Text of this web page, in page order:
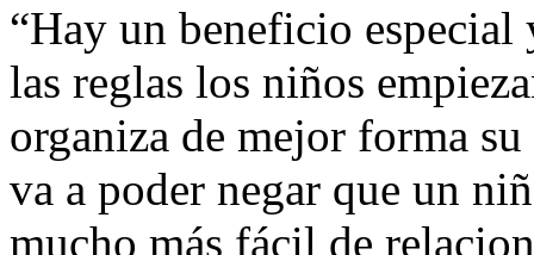
“Hay un beneficio especial
las reglas los niños
organiza de mejor forma
va a poder negar que un
mucho más fácil de